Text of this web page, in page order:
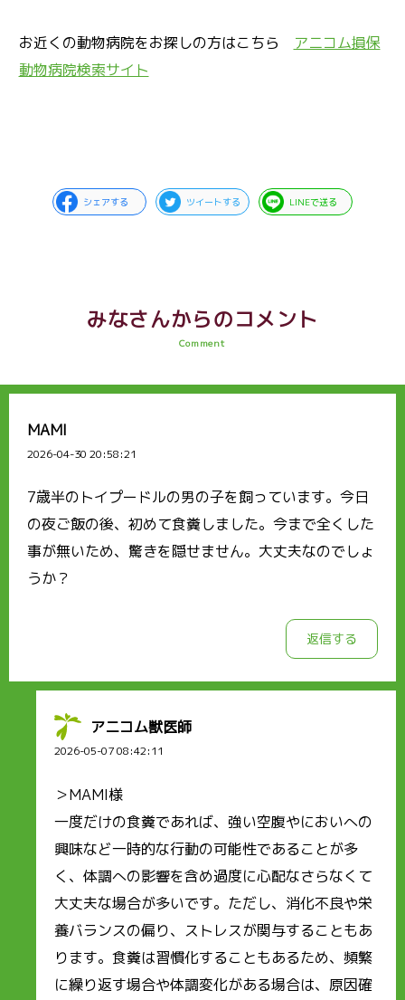
お近くの動物病院をお探しの方はこちら
アニコム損保
動物病院検索サイト
シェアする ツイートする LINEで送る
みなさんからのコメント
Comment
MAMI
2026-04-30 20:58:21
7歳半のトイプードルの男の子を飼っています。今日
の夜ご飯の後、初めて食糞しました。今まで全くした
事が無いため、驚きを隠せません。大丈夫なのでしょ
うか？
返信する
アニコム獣医師
2026-05-07 08:42:11
＞MAMI様
一度だけの食糞であれば、強い空腹やにおいへの
興味など一時的な行動の可能性であることが多
く、体調への影響を含め過度に心配なさらなくて
大丈夫な場合が多いです。ただし、消化不良や栄
養バランスの偏り、ストレスが関与することもあ
ります。食糞は習慣化することもあるため、頻繁
に繰り返す場合や体調変化がある場合は、原因確